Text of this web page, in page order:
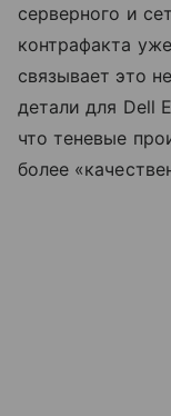
серверного и
контрафакта
связывает это
детали для Dell
что теневые
более